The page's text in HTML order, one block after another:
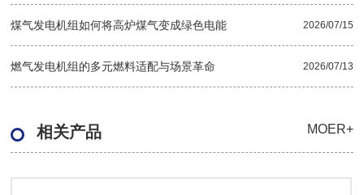
煤气发电机组如何将高炉煤气变成绿色电能 2026/07/15
燃气发电机组的多元燃料适配与场景革命 2026/07/13
相关产品 MOER+